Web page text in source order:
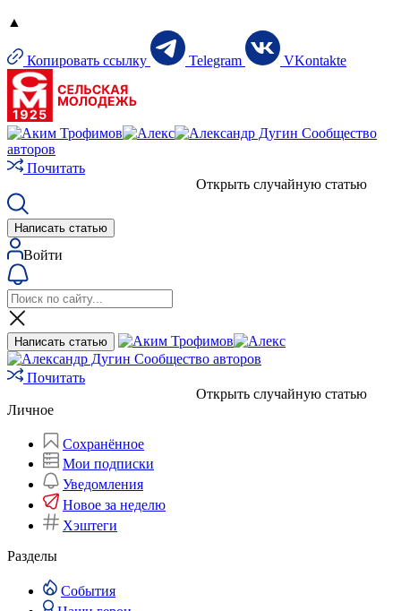
▲
Копировать ссылку Telegram VKontakte
Сообщество
авторов
Почитать
Открыть случайную статью
Написать статью
Войти
Написать статью
Сообщество авторов
Почитать
Открыть случайную статью
Личное
Сохранённое
Мои подписки
Уведомления
Новое за неделю
Хэштеги
Разделы
События